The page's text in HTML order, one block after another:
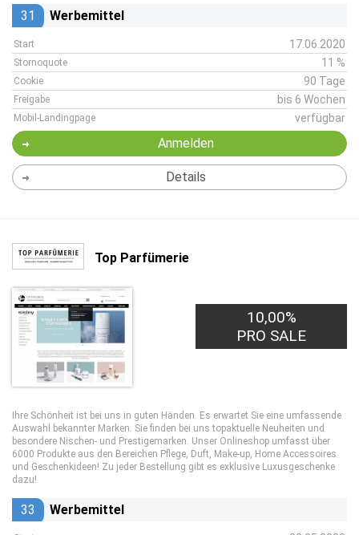
31 Werbemittel
Start 17.06.2020
Stornoquote 11 %
Cookie 90 Tage
Freigabe bis 6 Wochen
Mobil-Landingpage verfügbar
Anmelden
Details
Top Parfümerie
10,00%
PRO SALE
Ihre Schönheit ist bei uns in guten Händen. Es erwartet Sie eine umfassende
Auswahl bekannter Marken. Sie finden bei uns topaktuelle Neuheiten und
besondere Nischen- und Prestigemarken. Unser Onlineshop umfasst über
6000 Produkte aus den Bereichen Pflege, Duft, Make-up, Home Accessoires
und Geschenkideen! Zu jeder Bestellung gibt es exklusive Luxusgeschenke
dazu!
33 Werbemittel